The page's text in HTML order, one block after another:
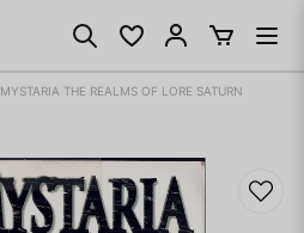
MYSTARIA THE REALMS OF LORE SATURN